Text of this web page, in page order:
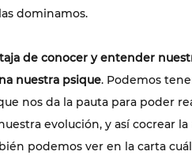
dominamos.
de conocer y entender
nuestra psique. Podemos
nos da la pauta para poder
evolución, y así cocrear
podemos ver en la carta